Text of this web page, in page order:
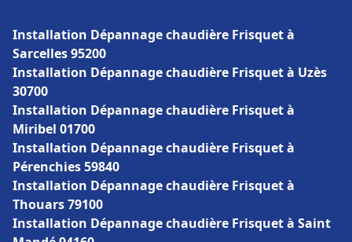
Installation Dépannage chaudière Frisquet à
Sarcelles 95200
Installation Dépannage chaudière Frisquet à Uzès
30700
Installation Dépannage chaudière Frisquet à
Miribel 01700
Installation Dépannage chaudière Frisquet à
Pérenchies 59840
Installation Dépannage chaudière Frisquet à
Thouars 79100
Installation Dépannage chaudière Frisquet à Saint